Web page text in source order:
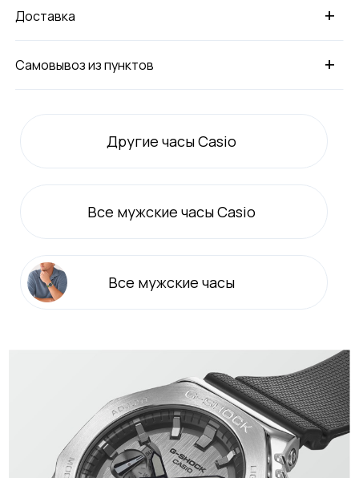
+
Доставка
+
Самовывоз из пунктов
Другие часы Casio
Все мужские часы Casio
Все мужские часы